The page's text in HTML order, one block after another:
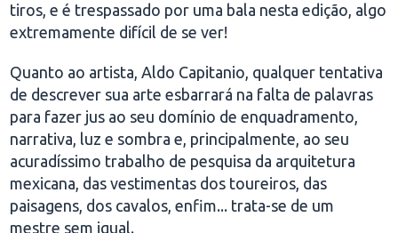
tiros, e é trespassado por uma bala nesta edição, algo
extremamente difícil de se ver!
Quanto ao artista, Aldo Capitanio, qualquer tentativa
de descrever sua arte esbarrará na falta de palavras
para fazer jus ao seu domínio de enquadramento,
narrativa, luz e sombra e, principalmente, ao seu
acuradíssimo trabalho de pesquisa da arquitetura
mexicana, das vestimentas dos toureiros, das
paisagens, dos cavalos, enfim... trata-se de um
mestre sem igual.